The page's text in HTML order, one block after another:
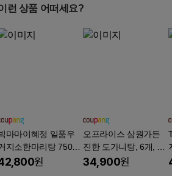
런 상품 어떠세요?
마마이혜정 일품우
지소한마리탕 750g,
개, 750g원
오프라이스 삼원가든
진한 도가니탕, 6개, 60
0g
34,900원